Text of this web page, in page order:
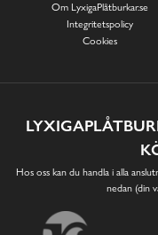
Om LyxigaPlåtburkar.se
Integritetspolicy
Cookies
Hos oss kan du handla i alla
nedan (din